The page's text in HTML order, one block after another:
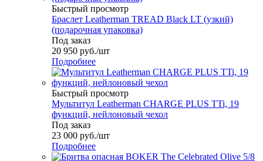
Быстрый просмотр
Браслет Leatherman TREAD Black LT (узкий)
(подарочная упаковка)
Под заказ
20 950 руб./шт
Подробнее
Быстрый просмотр
Мультитул Leatherman CHARGE PLUS TTi, 19
функций, нейлоновый чехол
Под заказ
23 000 руб./шт
Подробнее